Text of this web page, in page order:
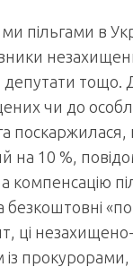
пільгами в
тощо.
чи до
на 10 %,
компенсацію
ці незахищено-
із